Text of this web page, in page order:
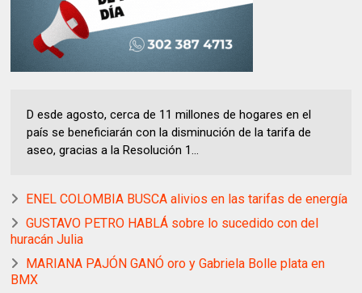
D esde agosto, cerca de 11 millones de hogares en el
país se beneficiarán con la disminución de la tarifa de
aseo, gracias a la Resolución 1...
ENEL COLOMBIA BUSCA alivios en las tarifas de energía
GUSTAVO PETRO HABLÁ sobre lo sucedido con del
huracán Julia
MARIANA PAJÓN GANÓ oro y Gabriela Bolle plata en
BMX